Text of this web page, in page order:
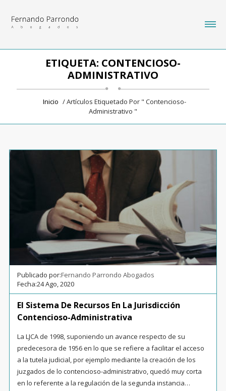
ETIQUETA: CONTENCIOSO-
ADMINISTRATIVO
Inicio / Artículos Etiquetado Por " Contencioso-
Administrativo "
Publicado por:Fernando Parrondo Abogados
Fecha:24 Ago, 2020
El Sistema De Recursos En La Jurisdicción
Contencioso-Administrativa
La LJCA de 1998, suponiendo un avance respecto de su
predecesora de 1956 en lo que se refiere a facilitar el acceso
a la tutela judicial, por ejemplo mediante la creación de los
juzgados de lo contencioso-administrativo, quedó muy corta
en lo referente a la regulación de la segunda instancia…